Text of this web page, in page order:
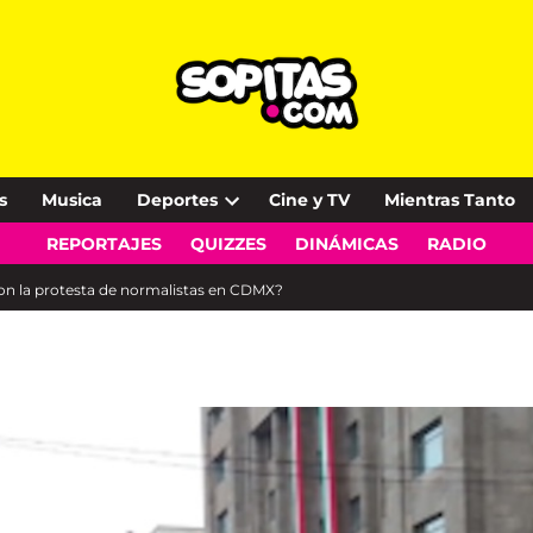
Musica Deportes
Open
dropdown
Cine y TV Mientras Tanto
REPORTAJES QUIZZES DINÁMICAS RADIO
la protesta de normalistas en CDMX?